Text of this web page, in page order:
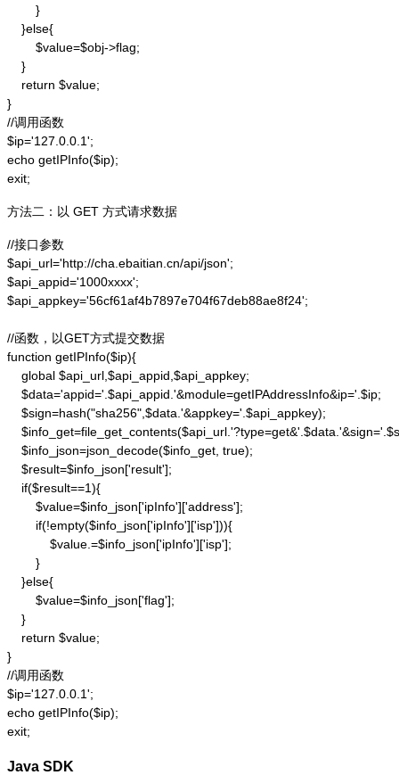
        }
    }else{
        $value=$obj->flag;
    }
    return $value;
}
//调用函数
$ip='127.0.0.1';
echo getIPInfo($ip);
exit;
方法二：以 GET 方式请求数据
//接口参数
$api_url='http://cha.ebaitian.cn/api/json';
$api_appid='1000xxxx';
$api_appkey='56cf61af4b7897e704f67deb88ae8f24';
//函数，以GET方式提交数据
function getIPInfo($ip){
    global $api_url,$api_appid,$api_appkey;
    $data='appid='.$api_appid.'&module=getIPAddressInfo&ip='.$ip;
    $sign=hash("sha256",$data.'&appkey='.$api_appkey);
    $info_json=json_decode($info_get, true);
    $result=$info_json['result'];
    if($result==1){
        $value=$info_json['ipInfo']['address'];
        if(!empty($info_json['ipInfo']['isp'])){
            $value.=$info_json['ipInfo']['isp'];
        }
    }else{
        $value=$info_json['flag'];
    }
    return $value;
}
//调用函数
$ip='127.0.0.1';
echo getIPInfo($ip);
exit;
Java SDK